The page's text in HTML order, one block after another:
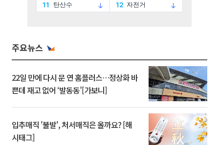
주요뉴스
22일 만에 다시 문 연 홈플러스…정상화 바
쁜데 재고 없어 ‘발동동’[가보니]
입추매직 '불발', 처서매직은 올까요? [해
시태그]